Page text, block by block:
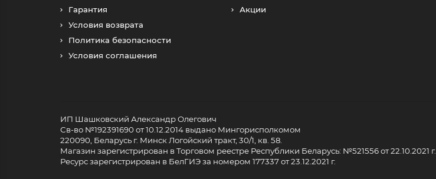
Гарантия
Условия возврата
Политика безопасности
Условия соглашения
Акции
ИП Шашковский Александр Олегович
Св-во №192391690 от 10.12.2014 выдано Мингорисполкомом
220090, Беларусь г. Минск Логойский тракт, 30/1, кв. 58.
Магазин зарегистрирован в Торговом реестре Республики Беларусь: №521556 от 22.10.2021 г.
Ресурс зарегистрирован в БелГИЭ за номером 177337 от 23.12.2021 г.